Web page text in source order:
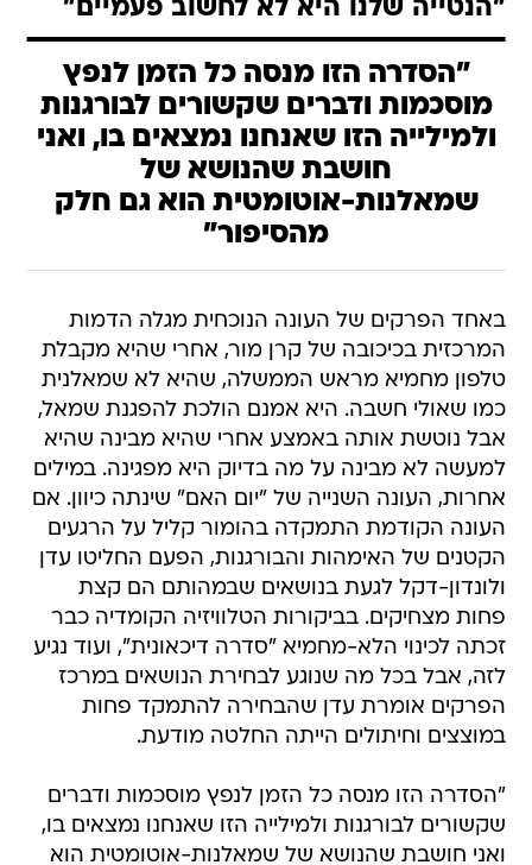
"הנטייה שלנו היא לא לחשוב פעמיים"
"הסדרה הזו מנסה כל הזמן לנפץ
מוסכמות ודברים שקשורים לבורגנות
ולמילייה הזו שאנחנו נמצאים בו, ואני
חושבת שהנושא של
שמאלנות-אוטומטית הוא גם חלק
מהסיפור"
באחד הפרקים של העונה הנוכחית מגלה הדמות
המרכזית בכיכובה של קרן מור, אחרי שהיא מקבלת
טלפון מחמיא מראש הממשלה, שהיא לא שמאלנית
כמו שאולי חשבה. היא אמנם הולכת להפגנת שמאל,
אבל נוטשת אותה באמצע אחרי שהיא מבינה שהיא
למעשה לא מבינה על מה בדיוק היא מפגינה. במילים
אחרות, העונה השנייה של "יום האם" שינתה כיוון. אם
העונה הקודמת התמקדה בהומור קליל על הרגעים
הקטנים של האימהות והבורגנות, הפעם החליטו עדן
ולונדון-דקל לגעת בנושאים שבמהותם הם קצת
פחות מצחיקים. בביקורות הטלוויזיה הקומדיה כבר
זכתה לכינוי הלא-מחמיא "סדרה דיכאונית", ועוד נגיע
לזה, אבל בכל מה שנוגע לבחירת הנושאים במרכז
הפרקים אומרת עדן שהבחירה להתמקד פחות
במוצצים וחיתולים הייתה החלטה מודעת.
"הסדרה הזו מנסה כל הזמן לנפץ מוסכמות ודברים
שקשורים לבורגנות ולמילייה הזו שאנחנו נמצאים בו,
ואני חושבת שהנושא של שמאלנות-אוטומטית הוא